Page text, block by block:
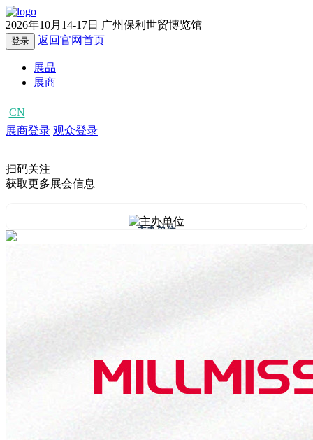
2026年10月14-17日 广州保利世贸博览馆
登录 返回官网首页
展品
展商
CN
展商登录 观众登录
扫码关注
获取更多展会信息
主办单位